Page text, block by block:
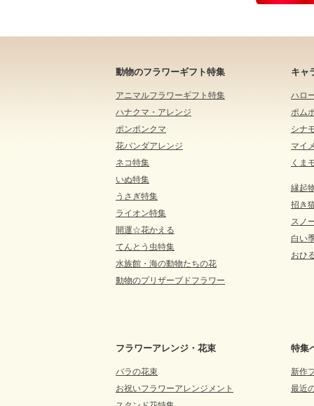
動物のフラワーギフト特集 キャ
アニマルフラワーギフト特集
ハナクマ・アレンジ
ポンポンクマ
花パンダアレンジ
ネコ特集
いぬ特集
うさぎ特集
ライオン特集
開運☆花かえる
てんとう虫特集
水族館・海の動物たちの花
動物のプリザーブドフラワー
ハロ
ポム
シナ
マイ
くま
縁起
招き
スノ
白い
おひ
フラワーアレンジ・花束 特集
バラの花束
お祝いフラワーアレンジメント
新作
最近